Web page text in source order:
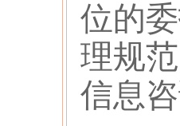
位的
理规
信息